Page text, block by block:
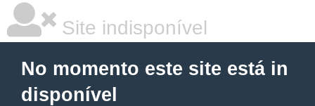
Site indisponível
No momento este site está in
disponível